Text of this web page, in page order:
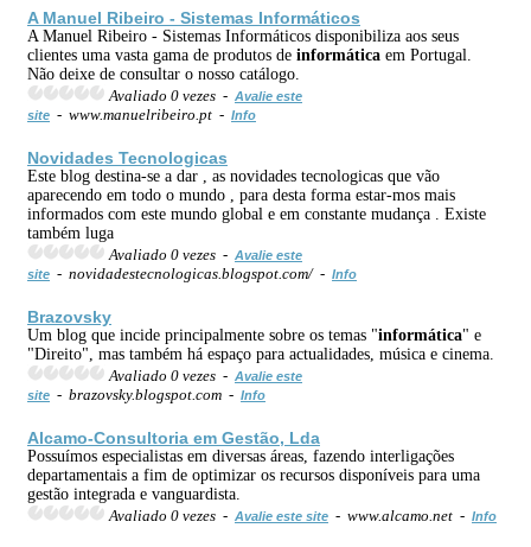
A Manuel Ribeiro - Sistemas Informáticos
A Manuel Ribeiro - Sistemas Informáticos disponibiliza aos seus
clientes uma vasta gama de produtos de informática em Portugal.
Não deixe de consultar o nosso catálogo.
Avaliado 0 vezes - Avalie este
site - www.manuelribeiro.pt - Info
Novidades Tecnologicas
Este blog destina-se a dar , as novidades tecnologicas que vão
aparecendo em todo o mundo , para desta forma estar-mos mais
informados com este mundo global e em constante mudança . Existe
também luga
Avaliado 0 vezes - Avalie este
site - novidadestecnologicas.blogspot.com/ - Info
Brazovsky
Um blog que incide principalmente sobre os temas "informática" e
"Direito", mas também há espaço para actualidades, música e cinema.
Avaliado 0 vezes - Avalie este
site - brazovsky.blogspot.com - Info
Alcamo-Consultoria em Gestão, Lda
Possuímos especialistas em diversas áreas, fazendo interligações
departamentais a fim de optimizar os recursos disponíveis para uma
gestão integrada e vanguardista.
Avaliado 0 vezes - Avalie este site - www.alcamo.net - Info